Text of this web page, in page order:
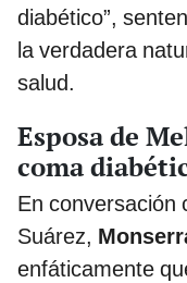
diabético”,
la verdadera
salud.
Esposa de
coma
En conversación
Suárez,
enfáticamente